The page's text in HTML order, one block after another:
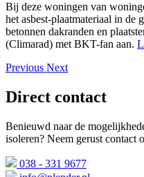
Bij deze woningen van
het asbest-plaatmateriaal in de
betonnen dakranden en
(Climarad) met BKT-fan aan.
Previous Next
Direct contact
Benieuwd naar de
isoleren? Neem gerust contact
038 - 331 9677